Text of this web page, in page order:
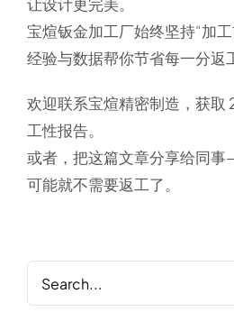
让设计更完美。
宝煊钣金加工厂始终坚持“加
经验与数据帮你节省每一分返
欢迎联系宝煊精密制造，获取
工性报告。
或者，把这篇文章分享给同
可能就不需要返工了。
Search
for: